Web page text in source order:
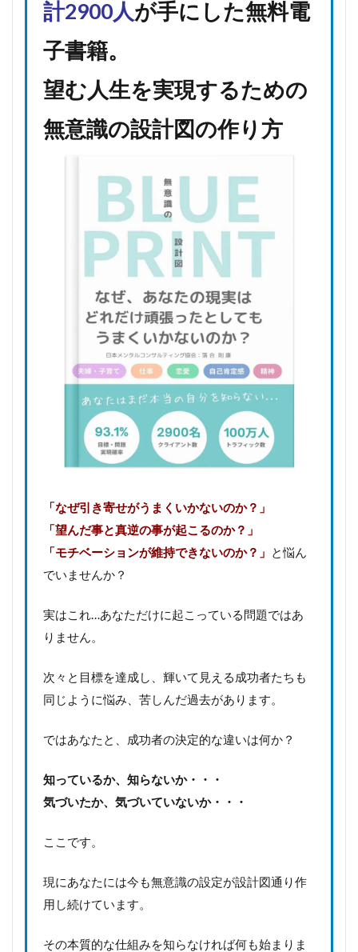
計2900人が手にした無料電
子書籍。
望む人生を実現するための
無意識の設計図の作り方
「なぜ引き寄せがうまくいかないのか？」
「望んだ事と真逆の事が起こるのか？」
「モチベーションが維持できないのか？」 と悩ん
でいませんか？
実はこれ…あなただけに起こっている問題ではあ
りません。
次々と目標を達成し、輝いて見える成功者たちも
同じように悩み、苦しんだ過去があります。
ではあなたと、成功者の決定的な違いは何か？
知っているか、知らないか・・・
気づいたか、気づいていないか・・・
ここです。
現にあなたには今も無意識の設定が設計図通り作
用し続けています。
その本質的な仕組みを知らなければ何も始まりま